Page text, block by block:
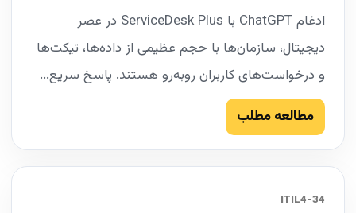
ادغام ChatGPT با ServiceDesk Plus در عصر
دیجیتال، سازمان‌ها با حجم عظیمی از داده‌ها، تیکت‌ها
و درخواست‌های کاربران روبه‌رو هستند. پاسخ سریع...
مطالعه مطلب
34-ITIL4